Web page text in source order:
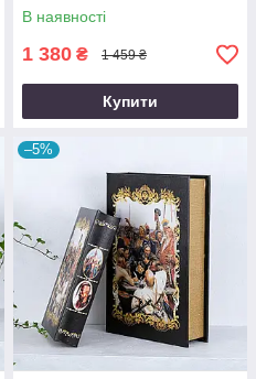
В наявності
1 380 ₴ 1 459 ₴
Купити
–5%